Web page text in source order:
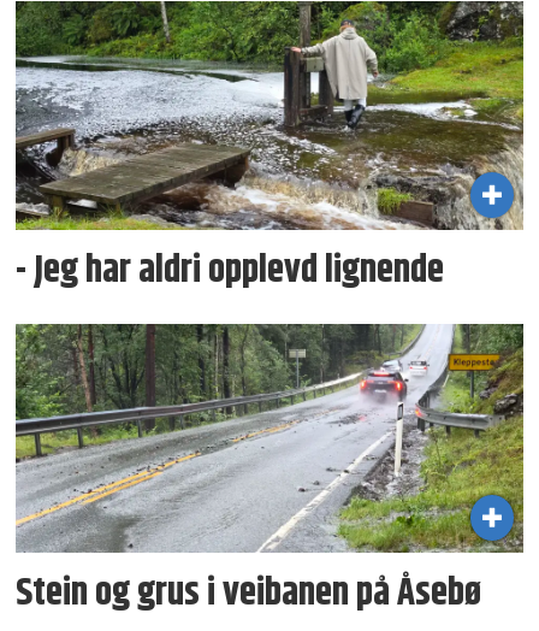
- Jeg har aldri opplevd lignende
Stein og grus i veibanen på Åsebø